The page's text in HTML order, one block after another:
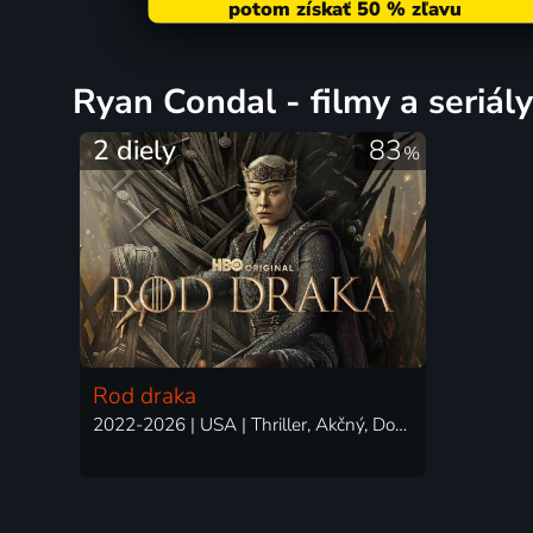
Ryan Condal - filmy a
83%
2 diely
Rod draka
2022-2026 | USA | Thriller, Akčný, Dobrodružný, Dráma, Fantasy, Romantický